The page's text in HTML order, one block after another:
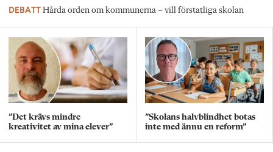
DEBATT Hårda orden om kommunerna – vill förstatliga skolan
”Det krävs mindre
kreativitet av mina elever”
”Skolans halvblindhet botas
inte med ännu en reform”